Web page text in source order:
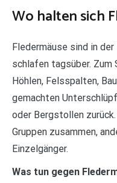
Wo halten sich
Fledermäuse sind in
schlafen tagsüber. Zum
Höhlen, Felsspalten,
gemachten
oder Bergstollen
Gruppen zusammen,
Einzelgänger.
Was tun gegen